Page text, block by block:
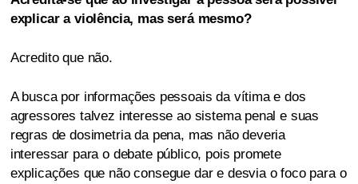
explicar a violência, mas será mesmo?
Acredito que não.
A busca por informações pessoais da vítima e dos
agressores talvez interesse ao sistema penal e suas
regras de dosimetria da pena, mas não deveria
interessar para o debate público, pois promete
explicações que não consegue dar e desvia o foco para o